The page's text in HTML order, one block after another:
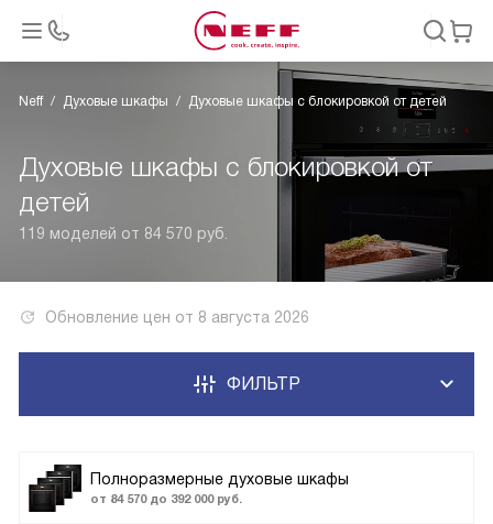
Neff Духовые шкафы Духовые шкафы с блокировкой от детей
Духовые шкафы с блокировкой от
детей
119 моделей от 84 570 руб.
Обновление цен от 8 августа 2026
Полноразмерные духовые шкафы
от 84 570 до 392 000 руб.
ФИЛЬТР